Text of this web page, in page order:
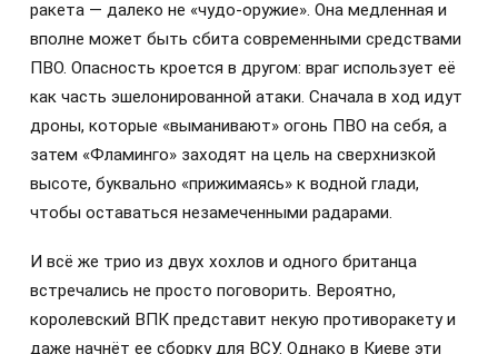
ракета — далеко не «чудо-оружие». Она медленная и
вполне может быть сбита современными средствами
ПВО. Опасность кроется в другом: враг использует её
как часть эшелонированной атаки. Сначала в ход идут
дроны, которые «выманивают» огонь ПВО на себя, а
затем «Фламинго» заходят на цель на сверхнизкой
высоте, буквально «прижимаясь» к водной глади,
чтобы оставаться незамеченными радарами.
И всё же трио из двух хохлов и одного британца
встречались не просто поговорить. Вероятно,
королевский ВПК представит некую противоракету и
даже начнёт ее сборку для ВСУ. Однако в Киеве эти